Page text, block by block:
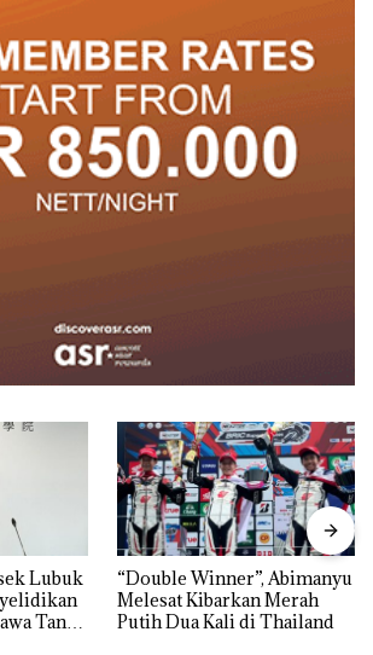
Lubuk
Tanpa
“Double Winner”, Abimanyu
Melesat Kibarkan Merah
Putih Dua Kali di Thailand